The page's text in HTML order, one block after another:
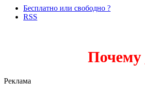
Бесплатно или свободно ?
RSS
Почему
Реклама